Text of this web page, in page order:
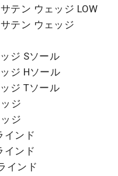
テン ウェッジ LOW
テン ウェッジ
ジ Sソール
ジ Hソール
ジ Tソール
ジ
ジ
インド
インド
インド